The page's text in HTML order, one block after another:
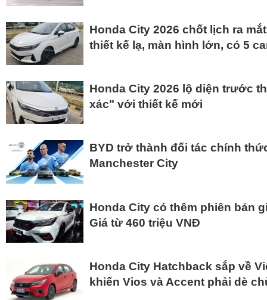
Honda City 2026 chốt lịch ra
thiết kế lạ, màn hình lớn, có 5
Honda City 2026 lộ diện trước
xác" với thiết kế mới
BYD trở thành đối tác chính
Manchester City
Honda City có thêm phiên bản
Giá từ 460 triệu VNĐ
Honda City Hatchback sắp về
khiến Vios và Accent phải dè